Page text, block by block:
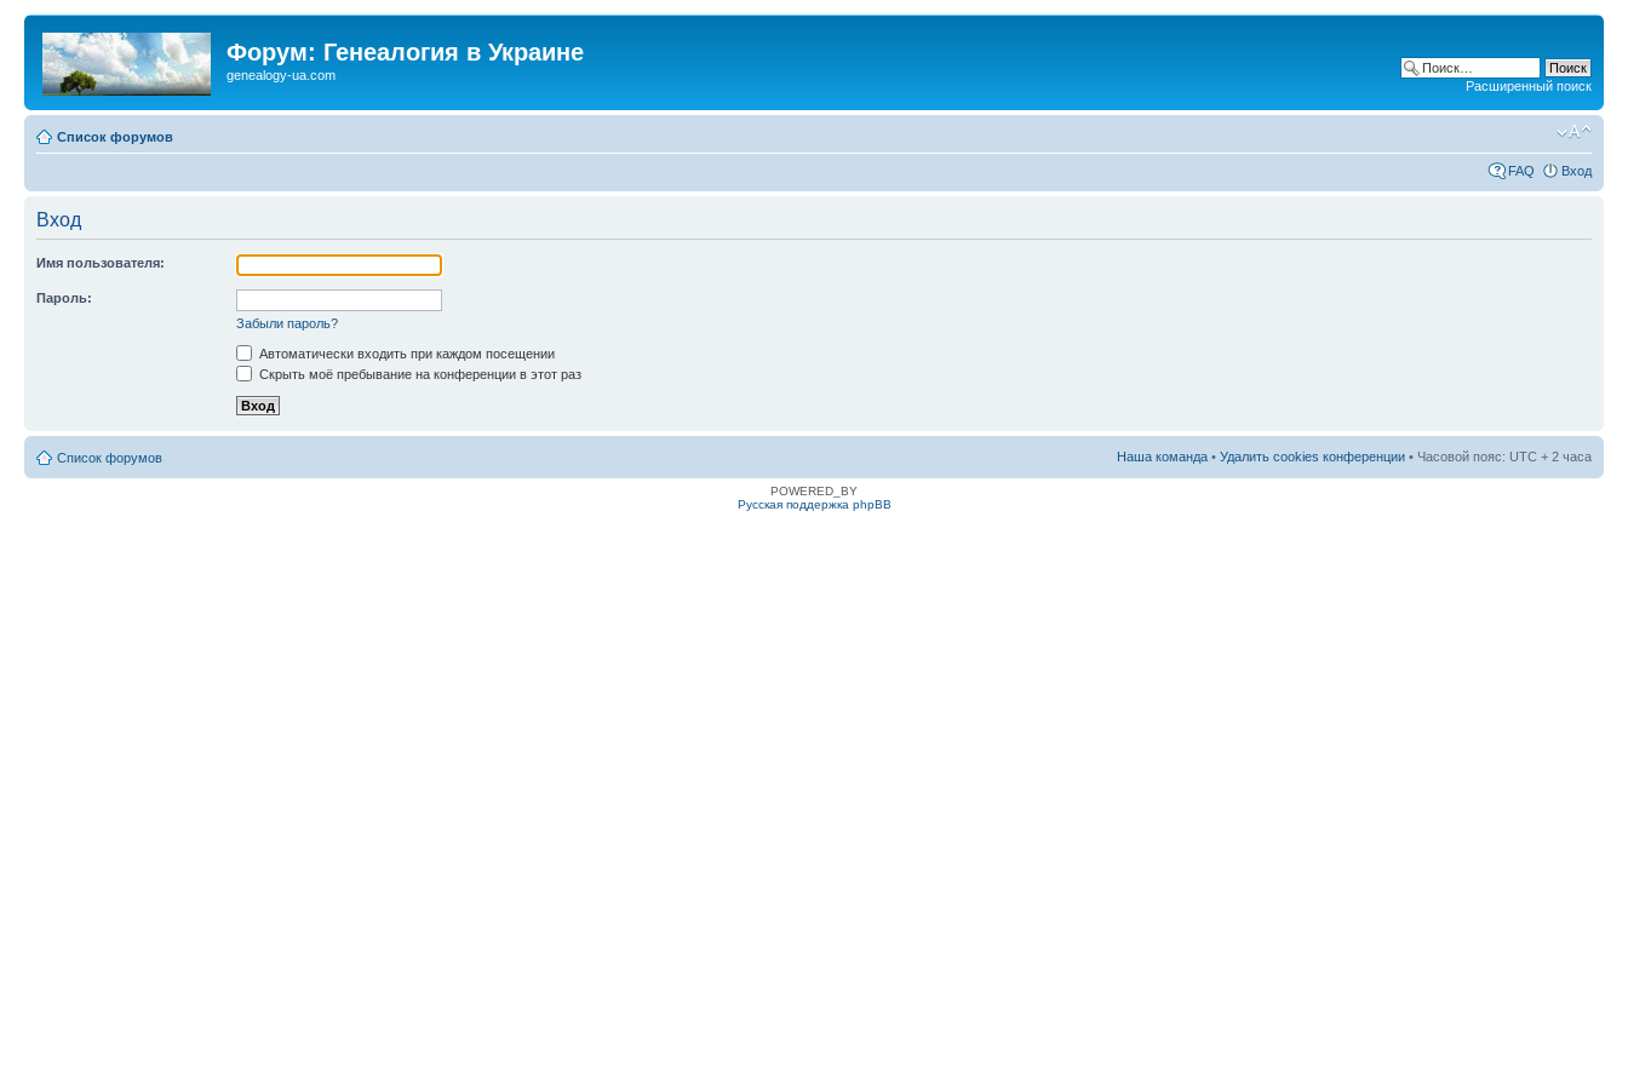
Форум: Генеалогия в Украине
genealogy-ua.com
Расширенный поиск
Список форумов
FAQ Вход
Вход
Имя пользователя:
Пароль:
Забыли пароль?
Автоматически входить при каждом посещении
Скрыть моё пребывание на конференции в этот раз
Список форумов Наша команда • Удалить cookies конференции • Часовой пояс: UTC + 2 часа
POWERED_BY
Русская поддержка phpBB